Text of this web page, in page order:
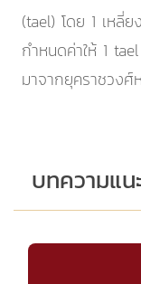
(tael) โดย 1 เหลี่
กำหนดค่าให้ 1
มาจากยุคราชวงศ์
บทความแน